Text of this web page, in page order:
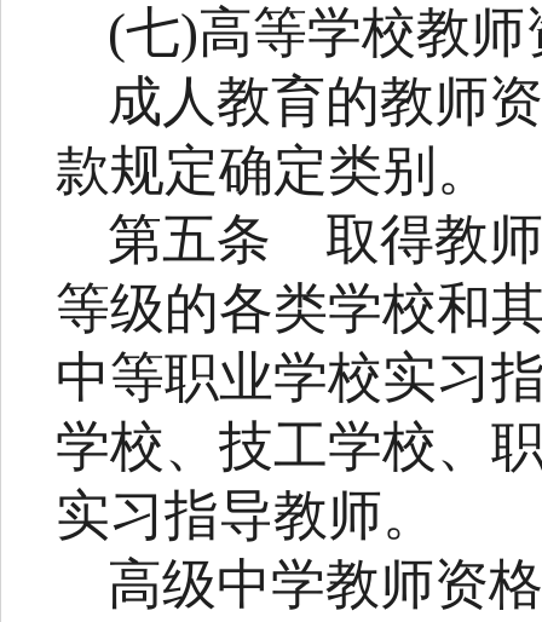
(七)高等学校教师
成人教育的教师
款规定确定类别。
第五条 取得教
等级的各类学校和
中等职业学校实习
学校、技工学校、
实习指导教师。
高级中学教师资